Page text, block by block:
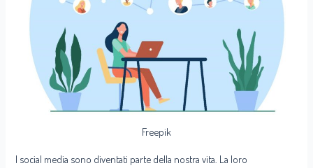
Freepik
I social media sono diventati parte della nostra vita. La loro